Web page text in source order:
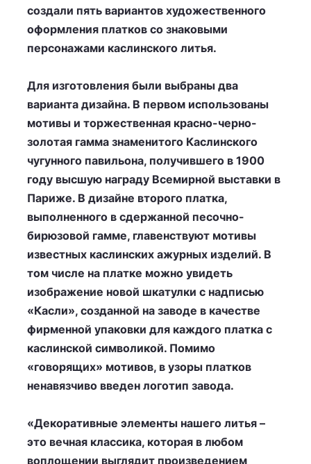
создали пять вариантов художественного
оформления платков со знаковыми
персонажами каслинского литья.
Для изготовления были выбраны два
варианта дизайна. В первом использованы
мотивы и торжественная красно-черно-
золотая гамма знаменитого Каслинского
чугунного павильона, получившего в 1900
году высшую награду Всемирной выставки в
Париже. В дизайне второго платка,
выполненного в сдержанной песочно-
бирюзовой гамме, главенствуют мотивы
известных каслинских ажурных изделий. В
том числе на платке можно увидеть
изображение новой шкатулки с надписью
«Касли», созданной на заводе в качестве
фирменной упаковки для каждого платка с
каслинской символикой. Помимо
«говорящих» мотивов, в узоры платков
ненавязчиво введен логотип завода.
«Декоративные элементы нашего литья –
это вечная классика, которая в любом
воплощении выглядит произведением